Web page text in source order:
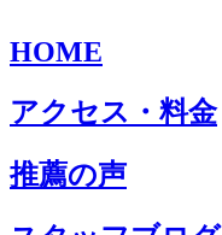
HOME
アクセス・料金
推薦の声